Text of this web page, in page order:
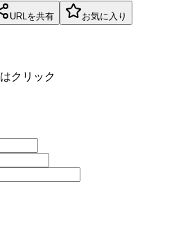
URLを共有 お気に入り
クリック